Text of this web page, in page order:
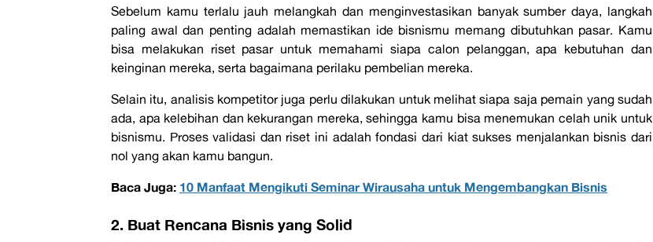
Sebelum kamu terlalu jauh melangkah dan menginvestasikan banyak sumber daya, langkah
paling awal dan penting adalah memastikan ide bisnismu memang dibutuhkan pasar. Kamu
bisa melakukan riset pasar untuk memahami siapa calon pelanggan, apa kebutuhan dan
keinginan mereka, serta bagaimana perilaku pembelian mereka.
Selain itu, analisis kompetitor juga perlu dilakukan untuk melihat siapa saja pemain yang sudah
ada, apa kelebihan dan kekurangan mereka, sehingga kamu bisa menemukan celah unik untuk
bisnismu. Proses validasi dan riset ini adalah fondasi dari kiat sukses menjalankan bisnis dari
nol yang akan kamu bangun.
Baca Juga: 10 Manfaat Mengikuti Seminar Wirausaha untuk Mengembangkan Bisnis
2. Buat Rencana Bisnis yang Solid